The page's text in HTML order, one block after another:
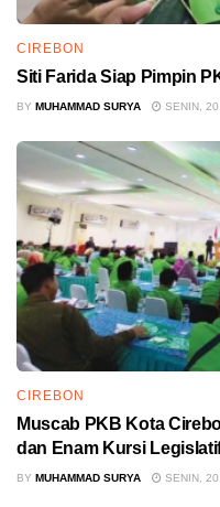
CIREBON
Siti Farida Siap Pimpin
BY MUHAMMAD SURYA SENIN,
CIREBON
Muscab PKB Kota
dan Enam Kursi
BY MUHAMMAD SURYA SENIN,